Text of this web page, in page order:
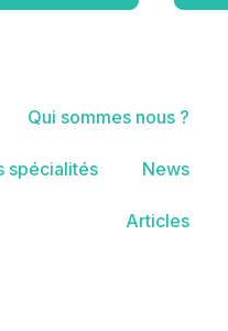
Qui sommes nous ?
spécialités News
Articles